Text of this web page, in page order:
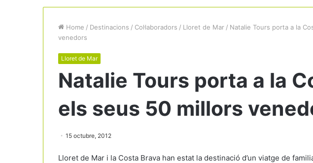
Home / Destinacions / Col·laboradors / Lloret de Mar / Natalie Tours porta a la
venedors
Lloret de Mar
Natalie Tours porta a la
els seus 50 millors
15 octubre, 2012
Lloret de Mar i la Costa Brava han estat la destinació d’un viatge de